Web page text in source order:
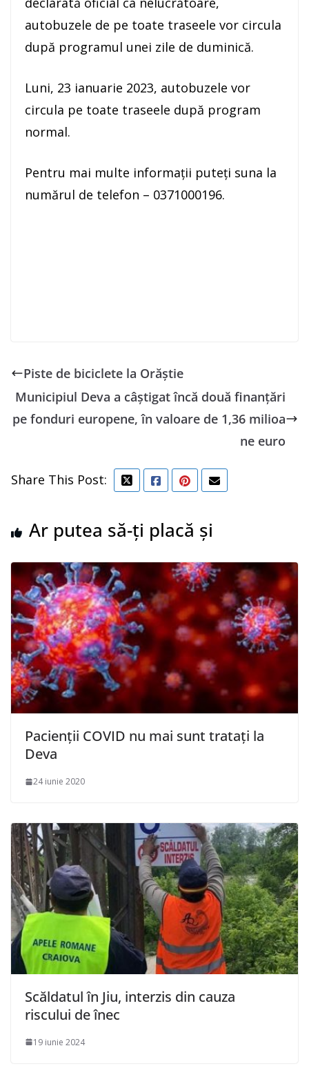
autobuzele de pe toate traseele vor circula
după programul unei zile de duminică.
Luni, 23 ianuarie 2023, autobuzele vor
circula pe toate traseele după program
normal.
Pentru mai multe informaţii puteţi suna la
numărul de telefon – 0371000196.
Piste de biciclete la Orăștie
Municipiul Deva a câștigat încă două finanțări
pe fonduri europene, în valoare de 1,36 milioa
ne euro
Share This Post:
Ar putea să-ți placă și
Pacienții COVID nu mai sunt tratați la
Deva
24 iunie 2020
Scăldatul în Jiu, interzis din cauza
riscului de înec
19 iunie 2024